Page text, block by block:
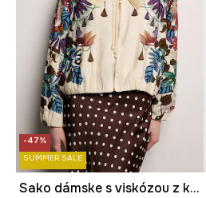
-47%
SUMMER SALE
Sako dámske s viskózou z kolekcie Ilona Tambor x Medicine